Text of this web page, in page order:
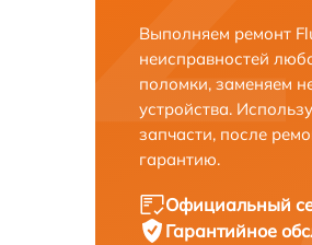
Выполняем ремонт
неисправностей
поломки, заменяем
устройства.
запчасти, после
гарантию.
Официальный
Гарантийное